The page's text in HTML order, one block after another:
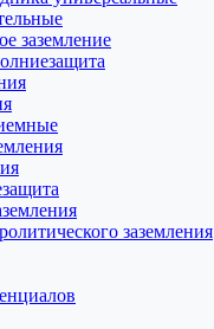
заземление
заземления